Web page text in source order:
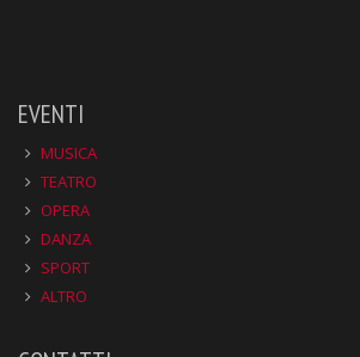
EVENTI
MUSICA
TEATRO
OPERA
DANZA
SPORT
ALTRO